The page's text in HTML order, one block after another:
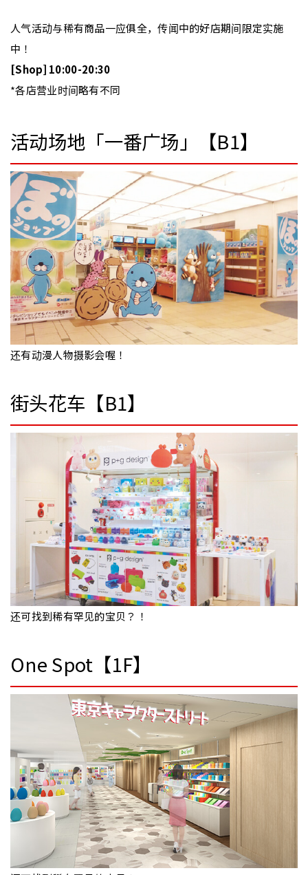
人气活动与稀有商品一应俱全，传闻中的好店期间限定实施
中！
[Shop] 10:00-20:30
*各店营业时间略有不同
活动场地「一番广场」【B1】
还有动漫人物摄影会喔！
街头花车【B1】
还可找到稀有罕见的宝贝？！
One Spot【1F】